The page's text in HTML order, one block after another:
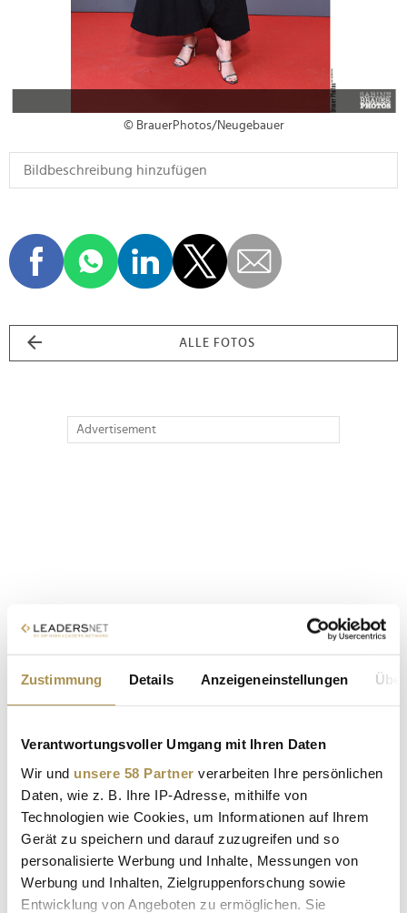
Zustimmung Details Anzeigeneinstellungen
Verantwortungsvoller Umgang mit Ihren Daten
Wir und unsere 58 Partner verarbeiten Ihre persönlichen
Daten, wie z. B. Ihre IP-Adresse, mithilfe von
Technologien wie Cookies, um Informationen auf Ihrem
Gerät zu speichern und darauf zuzugreifen und so
personalisierte Werbung und Inhalte, Messungen von
Werbung und Inhalten, Zielgruppenforschung sowie
Entwicklung von Angeboten zu ermöglichen. Sie
© BrauerPhotos/Neugebauer
ALLE FOTOS
Advertisement